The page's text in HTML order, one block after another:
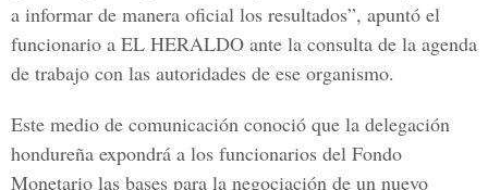
a informar de manera oficial los resultados”, apuntó el
funcionario a EL HERALDO ante la consulta de la agenda
de trabajo con las autoridades de ese organismo.
Este medio de comunicación conoció que la delegación
hondureña expondrá a los funcionarios del Fondo
Monetario las bases para la negociación de un nuevo